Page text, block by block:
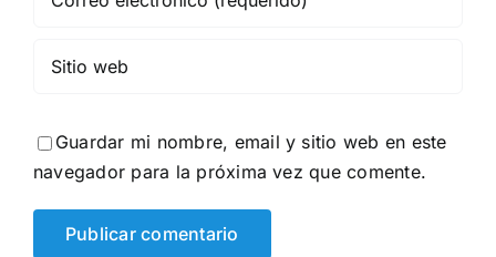
Guardar mi nombre, email y sitio web en este
navegador para la próxima vez que comente.